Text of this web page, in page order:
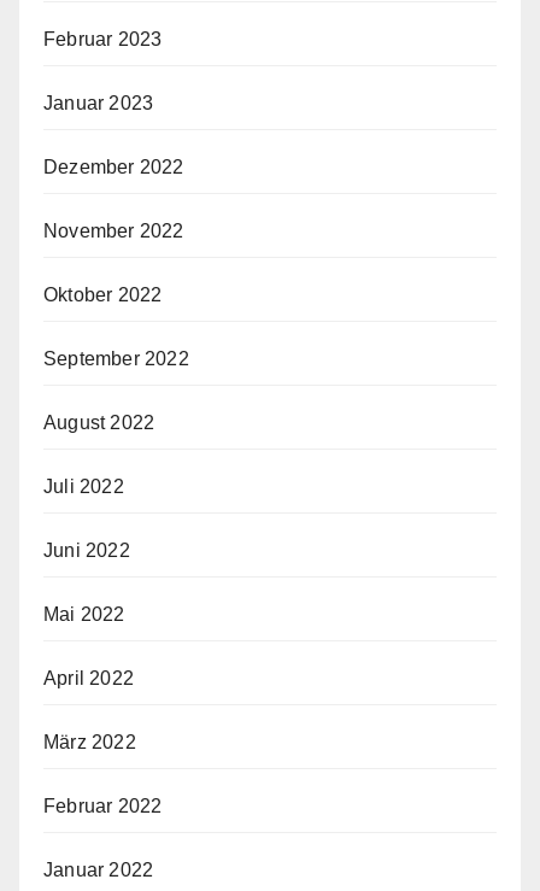
Februar 2023
Januar 2023
Dezember 2022
November 2022
Oktober 2022
September 2022
August 2022
Juli 2022
Juni 2022
Mai 2022
April 2022
März 2022
Februar 2022
Januar 2022